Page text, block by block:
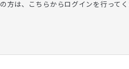
方は、こちらからログインを行ってく